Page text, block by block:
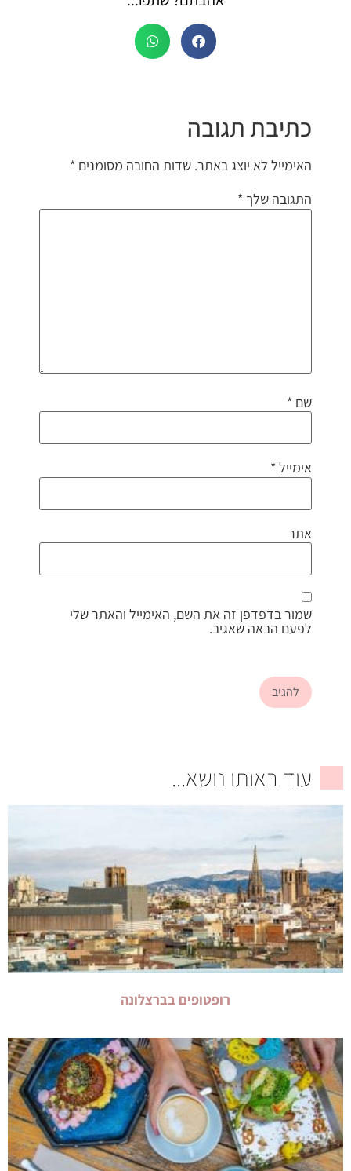
כתיבת תגובה
האימייל לא יוצג באתר. שדות החובה מסומנים *
התגובה שלך *
שם *
אימייל*
אתר
שמור בדפדפן זה את השם, האימייל והאתר שלי
לפעם הבאה שאגיב.
עוד באותו נושא...
רופטופים בברצלונה